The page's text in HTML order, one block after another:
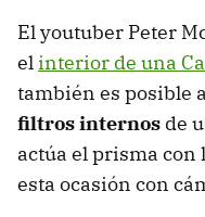
El youtuber Peter
elinterior de una
también es posible
filtros internos de
actúa el prisma con
esta ocasión con